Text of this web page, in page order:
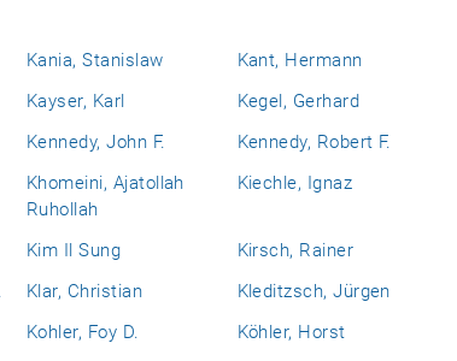
Kania, Stanislaw
Kant, Hermann
Kayser, Karl
Kegel, Gerhard
Kennedy, John F.
Kennedy, Robert F.
Khomeini, Ajatollah
Ruhollah
Kiechle, Ignaz
Kim Il Sung
Kirsch, Rainer
Klar, Christian
Kleditzsch, Jürgen
Kohler, Foy D.
Köhler, Horst